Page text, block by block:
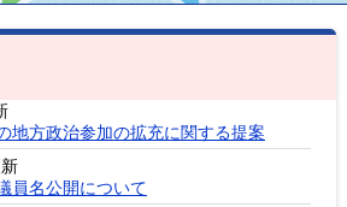
地方政治参加の拡充に関する提案
員名公開について